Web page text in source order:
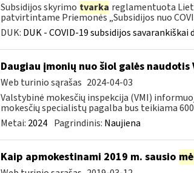
Subsidijos skyrimo tvarka reglamentuota
patvirtintame Priemonės „Subsidijos nuo
DUK: DUK - COVID-19 subsidijos
Daugiau įmonių nuo šiol galės
Web turinio sąrašas 2024-04-03
Valstybinė mokesčių inspekcija (VMI)
mokesčių specialistų pagalba bus teikiama
Metai: 2024 Pagrindinis: Naujiena
Kaip apmokestinami 2019 m. sausio